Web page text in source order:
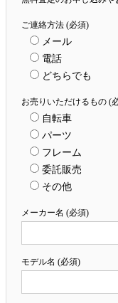
ご連絡方法 (必須)
メール
電話
どちらでも
お売りいただけるもの (
自転車
パーツ
フレーム
委託販売
その他
メーカー名 (必須)
モデル名 (必須)